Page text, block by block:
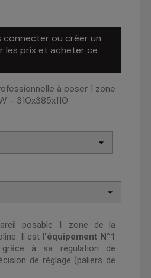
connecter ou créer un
les prix et acheter ce
à poser 1 zone
- 310x385x110
posable 1 zone de la
Il est l'équipement N°1
grâce à sa régulation de
de réglage (paliers de